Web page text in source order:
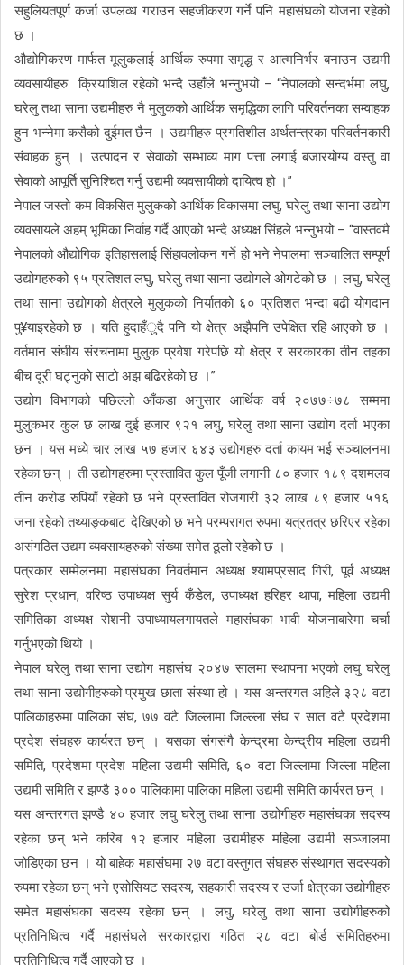
सहुलियतपूर्ण कर्जा उपलव्ध गराउन सहजीकरण गर्ने पनि महासंघको योजना रहेको
छ ।
औद्योगिकरण मार्फत मूलुकलाई आर्थिक रुपमा समृद्ध र आत्मनिर्भर बनाउन उद्यमी
व्यवसायीहरु क्रियाशिल रहेको भन्दै उहाँले भन्नुभयो – “नेपालको सन्दर्भमा लघु,
घरेलु तथा साना उद्यमीहरु नै मुलुकको आर्थिक समृद्धिका लागि परिवर्तनका सम्वाहक
हुन भन्नेमा कसैको दुईमत छैन । उद्यमीहरु प्रगतिशील अर्थतन्त्रका परिवर्तनकारी
संवाहक हुन् । उत्पादन र सेवाको सम्भाव्य माग पत्ता लगाई बजारयोग्य वस्तु वा
सेवाको आपूर्ति सुनिश्चित गर्नु उद्यमी व्यवसायीको दायित्व हो ।”
नेपाल जस्तो कम विकसित मुलुकको आर्थिक विकासमा लघु, घरेलु तथा साना उद्योग
व्यवसायले अहम् भूमिका निर्वाह गर्दै आएको भन्दै अध्यक्ष सिंहले भन्नुभयो – “वास्तवमै
नेपालको औद्योगिक इतिहासलाई सिंहावलोकन गर्ने हो भने नेपालमा सञ्चालित सम्पूर्ण
उद्योगहरुको ९५ प्रतिशत लघु, घरेलु तथा साना उद्योगले ओगटेको छ । लघु, घरेलु
तथा साना उद्योगको क्षेत्रले मुलुकको निर्यातको ६० प्रतिशत भन्दा बढी योगदान
पु¥याइरहेको छ । यति हुदाहँुदै पनि यो क्षेत्र अझैपनि उपेक्षित रहि आएको छ ।
वर्तमान संघीय संरचनामा मुलुक प्रवेश गरेपछि यो क्षेत्र र सरकारका तीन तहका
बीच दूरी घट्नुको साटो अझ बढिरहेको छ ।”
उद्योग विभागको पछिल्लो आँकडा अनुसार आर्थिक वर्ष २०७७÷७८ सम्ममा
मुलुकभर कुल छ लाख दुई हजार ९२१ लघु, घरेलु तथा साना उद्योग दर्ता भएका
छन । यस मध्ये चार लाख ५७ हजार ६४३ उद्योगहरु दर्ता कायम भई सञ्चालनमा
रहेका छन् । ती उद्योगहरुमा प्रस्तावित कुल पूँजी लगानी ८० हजार १८९ दशमलव
तीन करोड रुपियाँ रहेको छ भने प्रस्तावित रोजगारी ३२ लाख ८९ हजार ५१६
जना रहेको तथ्याङ्कबाट देखिएको छ भने परम्परागत रुपमा यत्रतत्र छरिएर रहेका
असंगठित उद्यम व्यवसायहरुको संख्या समेत ठूलो रहेको छ ।
पत्रकार सम्मेलनमा महासंघका निवर्तमान अध्यक्ष श्यामप्रसाद गिरी, पूर्व अध्यक्ष
सुरेश प्रधान, वरिष्ठ उपाध्यक्ष सुर्य कँडेल, उपाध्यक्ष हरिहर थापा, महिला उद्यमी
समितिका अध्यक्ष रोशनी उपाध्यायलगायतले महासंघका भावी योजनाबारेमा चर्चा
गर्नुभएको थियो ।
नेपाल घरेलु तथा साना उद्योग महासंघ २०४७ सालमा स्थापना भएको लघु घरेलु
तथा साना उद्योगीहरुको प्रमुख छाता संस्था हो । यस अन्तरगत अहिले ३२८ वटा
पालिकाहरुमा पालिका संघ, ७७ वटै जिल्लामा जिल्ल्ला संघ र सात वटै प्रदेशमा
प्रदेश संघहरु कार्यरत छन् । यसका संगसंगै केन्द्रमा केन्द्रीय महिला उद्यमी
समिति, प्रदेशमा प्रदेश महिला उद्यमी समिति, ६० वटा जिल्लामा जिल्ला महिला
उद्यमी समिति र झण्डै ३०० पालिकामा पालिका महिला उद्यमी समिति कार्यरत छन् ।
यस अन्तरगत झण्डै ४० हजार लघु घरेलु तथा साना उद्योगीहरु महासंघका सदस्य
रहेका छन् भने करिब १२ हजार महिला उद्यमीहरु महिला उद्यमी सञ्जालमा
जोडिएका छन । यो बाहेक महासंघमा २७ वटा वस्तुगत संघहरु संस्थागत सदस्यको
रुपमा रहेका छन् भने एसोसियट सदस्य, सहकारी सदस्य र उर्जा क्षेत्रका उद्योगीहरु
समेत महासंघका सदस्य रहेका छन् । लघु, घरेलु तथा साना उद्योगीहरुको
प्रतिनिधित्व गर्दै महासंघले सरकारद्वारा गठित २८ वटा बोर्ड समितिहरुमा
प्रतिनिधित्व गर्दै आएको छ ।